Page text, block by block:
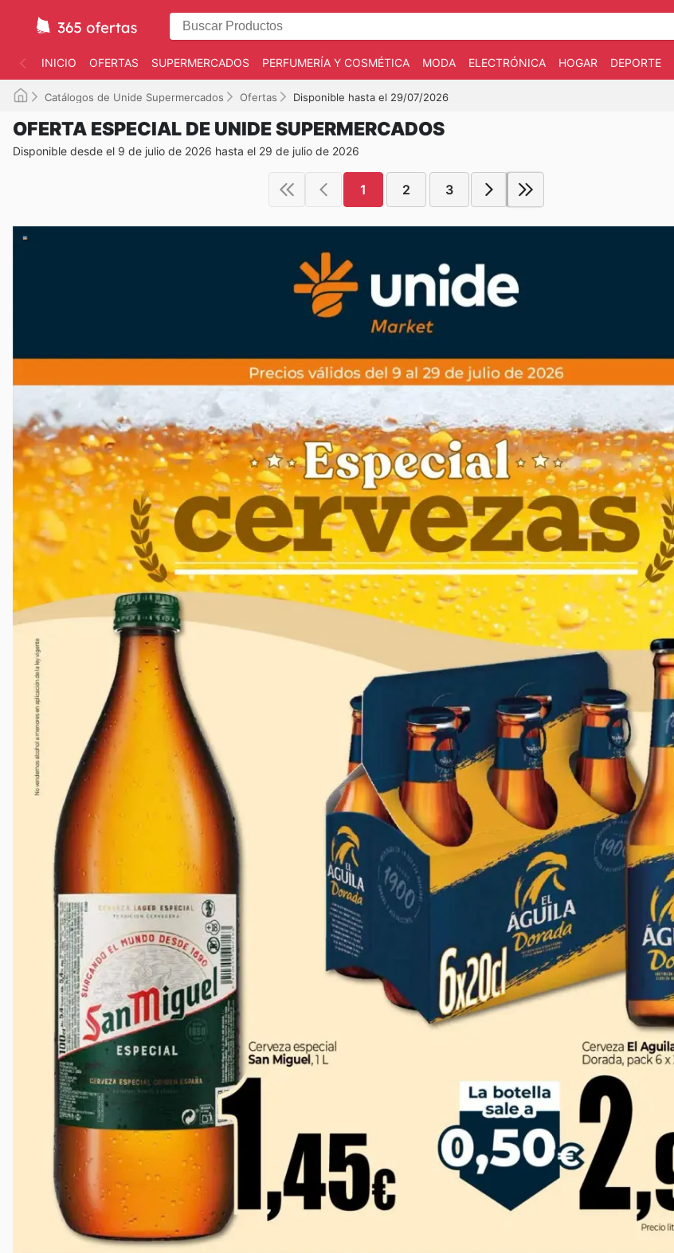
INICIO OFERTAS SUPERMERCADOS PERFUMERÍA Y COSMÉTICA MODA ELECTRÓNICA HOGAR DEPORTE
Catálogos de Unide Supermercados Ofertas Disponible hasta el 29/07/2026
OFERTA ESPECIAL DE UNIDE SUPERMERCADOS
Disponible desde el 9 de julio de 2026 hasta el 29 de julio de 2026
1 2 3